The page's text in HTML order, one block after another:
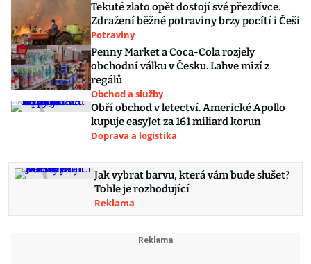
Tekuté zlato opět dostojí své přezdívce.
Zdražení běžné potraviny brzy pocítí i Češi
Potraviny
Penny Market a Coca-Cola rozjely
obchodní válku v Česku. Lahve mizí z
regálů
Obchod a služby
Obří obchod v letectví. Americké Apollo
kupuje easyJet za 161 miliard korun
Doprava a logistika
Jak vybrat barvu, která vám bude slušet?
Tohle je rozhodující
Reklama